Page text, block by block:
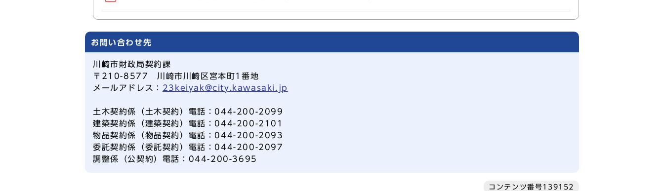
お問い合わせ先
川崎市財政局契約課
〒210-8577 川崎市川崎区宮本町1番地
メールアドレス： 23keiyak@city.kawasaki.jp
土木契約係（土木契約）電話：044-200-2099
建築契約係（建築契約）電話：044-200-2101
物品契約係（物品契約）電話：044-200-2093
委託契約係（委託契約）電話：044-200-2097
調整係（公契約）電話：044-200-3695
コンテンツ番号139152